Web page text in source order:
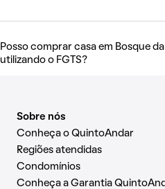
Posso comprar casa em Bosque
utilizando o FGTS?
Sobre nós
Conheça o QuintoAndar
Regiões atendidas
Condomínios
Conheça a Garantia